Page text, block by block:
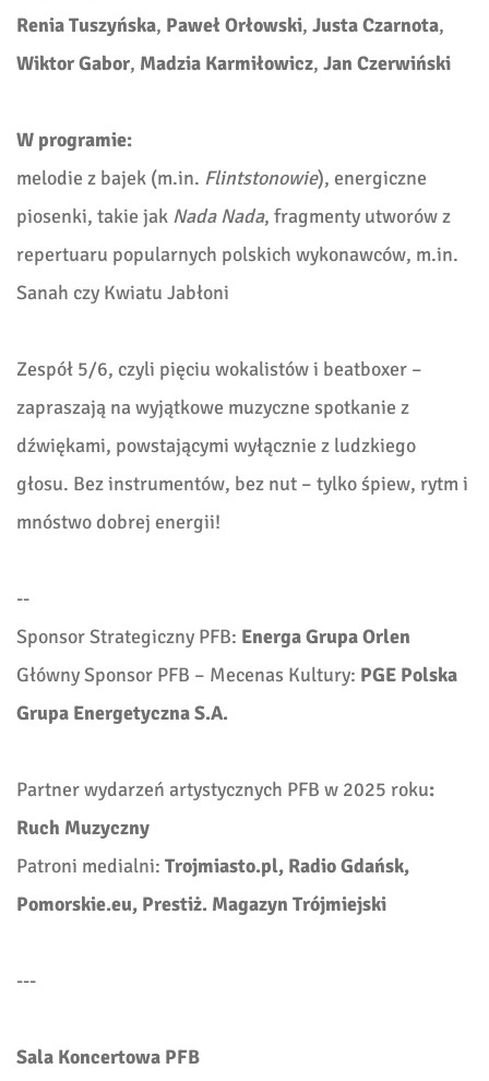
Renia Tuszyńska, Paweł Orłowski,Justa Czarnota,
Wiktor Gabor, Madzia Karmiłowicz,Jan Czerwiński
W programie:
melodie z bajek (m.in. Flintstonowie), energiczne
piosenki, takie jak Nada Nada, fragmenty utworów z
repertuaru popularnych polskich wykonawców, m.in.
Sanah czy Kwiatu Jabłoni
Zespół 5/6, czyli pięciu wokalistów i beatboxer –
zapraszają na wyjątkowe muzyczne spotkanie z
dźwiękami, powstającymi wyłącznie z ludzkiego
głosu. Bez instrumentów, bez nut – tylko śpiew, rytm i
mnóstwo dobrej energii!
--
Sponsor Strategiczny PFB: Energa Grupa Orlen
Główny Sponsor PFB – Mecenas Kultury: PGE Polska
Grupa Energetyczna S.A.
Partner wydarzeń artystycznych PFB w 2025 roku:
Ruch Muzyczny
Patroni medialni:Trojmiasto.pl, Radio Gdańsk,
Pomorskie.eu, Prestiż. Magazyn Trójmiejski
---
Sala Koncertowa PFB